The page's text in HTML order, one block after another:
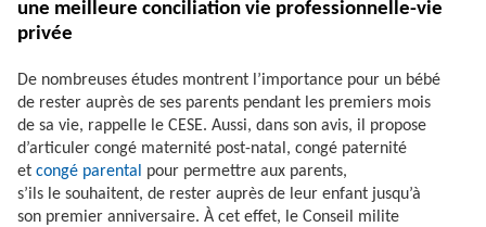
une meilleure conciliation vie professionnelle-vie
privée
De nombreuses études montrent l’importance pour un bébé
de rester auprès de ses parents pendant les premiers mois
de sa vie, rappelle le CESE. Aussi, dans son avis, il propose
d’articuler congé maternité post-natal, congé paternité
et congé parental
pour permettre aux parents,
s’ils le souhaitent, de rester auprès de leur enfant jusqu’à
son premier anniversaire. À cet effet, le Conseil milite